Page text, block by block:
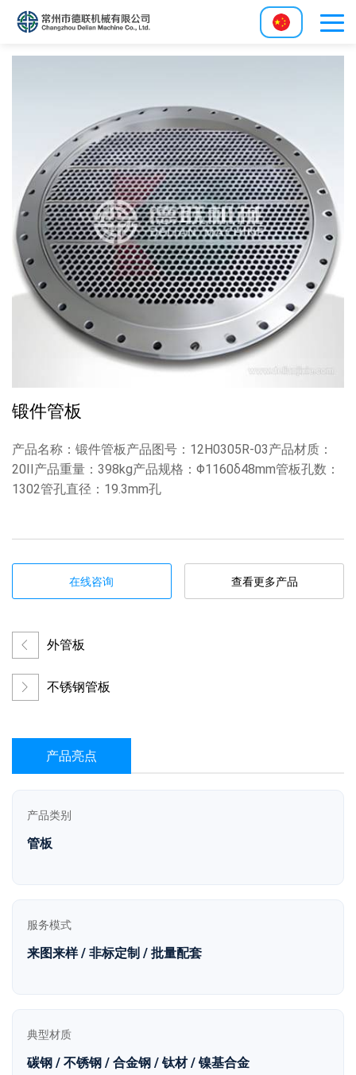
锻件管板
产品名称：锻件管板产品图号：12H0305R-03产品材质：
20II产品重量：398kg产品规格：Φ1160δ48mm管板孔数：
1302管孔直径：19.3mm孔
在线咨询 查看更多产品
外管板
不锈钢管板
产品亮点
产品类别
管板
服务模式
来图来样 / 非标定制 / 批量配套
典型材质
碳钢 / 不锈钢 / 合金钢 / 钛材 / 镍基合金